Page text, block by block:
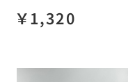
￥1,320